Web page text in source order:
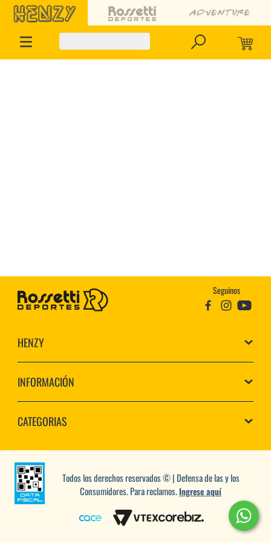
Seguinos
HENZY
INFORMACIÓN
CATEGORIAS
Todos los derechos reservados © | Defensa de las y los
Consumidores. Para reclamos.Ingrese aquí